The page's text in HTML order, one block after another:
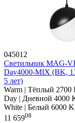
045012
Светильник MAG-
Day4000-MIX (BK,
5 лет)
Warm | Тёплый 2700
Day | Дневной 4000
White | Белый 6000 K
11 65908